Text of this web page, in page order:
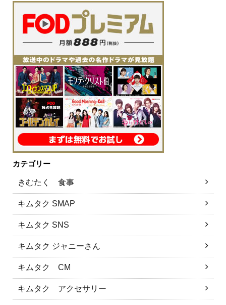
カテゴリー
きむたく 食事
キムタク SMAP
キムタク SNS
キムタク ジャニーさん
キムタク CM
キムタク アクセサリー